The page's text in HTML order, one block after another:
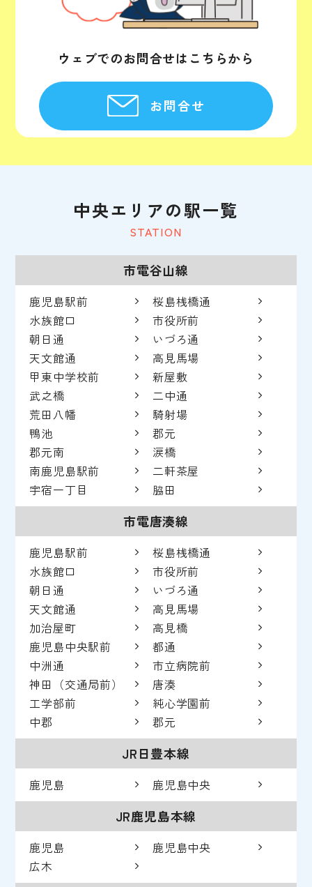
ウェブでのお問合せはこちらから
お問合せ
STATION
中央エリアの駅一覧
市電谷山線
鹿児島駅前
桜島桟橋通
水族館口
市役所前
朝日通
いづろ通
天文館通
高見馬場
甲東中学校前
新屋敷
武之橋
二中通
荒田八幡
騎射場
鴨池
郡元
郡元南
涙橋
南鹿児島駅前
二軒茶屋
宇宿一丁目
脇田
市電唐湊線
鹿児島駅前
桜島桟橋通
水族館口
市役所前
朝日通
いづろ通
天文館通
高見馬場
加治屋町
高見橋
鹿児島中央駅前
都通
中洲通
市立病院前
神田（交通局前）
唐湊
工学部前
純心学園前
中郡
郡元
JR日豊本線
鹿児島 鹿児島中央
JR鹿児島本線
鹿児島
鹿児島中央
広木